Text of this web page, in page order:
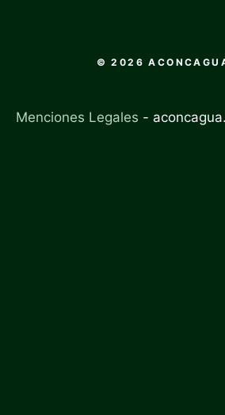
© 2026
Menciones Legales -